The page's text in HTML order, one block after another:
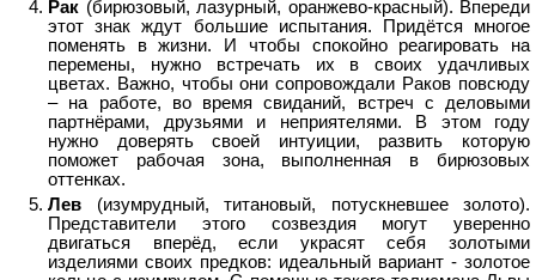
Рак (бирюзовый, лазурный, оранжево-красный). Впереди
этот знак ждут большие испытания. Придётся многое
поменять в жизни. И чтобы спокойно реагировать на
перемены, нужно встречать их в своих удачливых
цветах. Важно, чтобы они сопровождали Раков повсюду
– на работе, во время свиданий, встреч с деловыми
партнёрами, друзьями и неприятелями. В этом году
нужно доверять своей интуиции, развить которую
поможет рабочая зона, выполненная в бирюзовых
оттенках.
Лев (изумрудный, титановый, потускневшее золото).
Представители этого созвездия могут уверенно
двигаться вперёд, если украсят себя золотыми
изделиями своих предков: идеальный вариант - золотое